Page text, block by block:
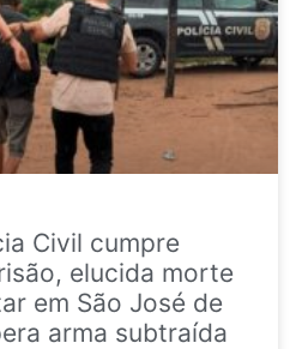
Civil cumpre
elucida morte
em São José de
arma subtraída